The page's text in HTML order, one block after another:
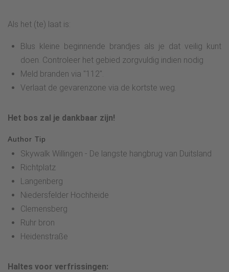
Als het (te) laat is:
Blus kleine beginnende brandjes als je dat veilig kunt
doen. Controleer het gebied zorgvuldig indien nodig
Meld branden via "112".
Verlaat de gevarenzone via de kortste weg.
Het bos zal je dankbaar zijn!
Author Tip
Skywalk Willingen - De langste hangbrug van Duitsland
Richtplatz
Langenberg
Niedersfelder Hochheide
Clemensberg
Ruhr bron
Heidenstraße
Haltes voor verfrissingen: